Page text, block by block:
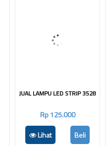
JUAL LAMPU LED STRIP 3528
Rp 125.000
Lihat
Beli